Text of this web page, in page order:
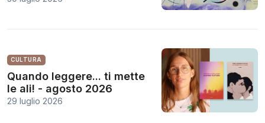
CULTURA
Quando leggere... ti mette
le ali! - agosto 2026
29 luglio 2026